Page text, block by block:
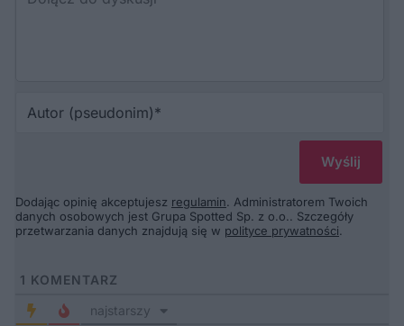
Dodając opinię akceptujesz regulamin. Administratorem Twoich
danych osobowych jest Grupa Spotted Sp. z o.o.. Szczegóły
przetwarzania danych znajdują się w polityce prywatności.
1 KOMENTARZ
najstarszy